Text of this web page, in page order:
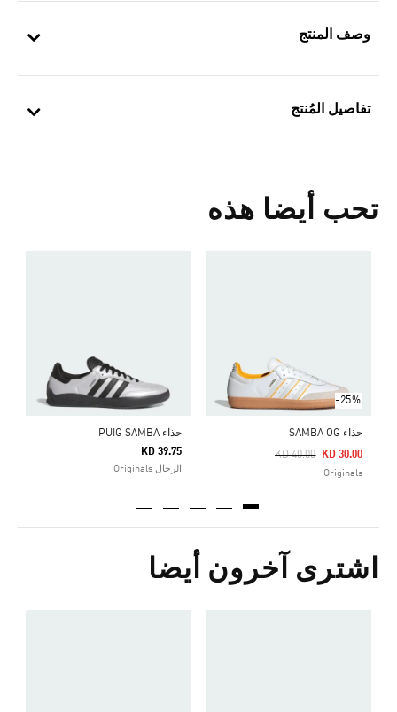
وصف المنتج
تفاصيل المُنتج
تحب أيضا هذه
-25%
حذاء SAMBA OG
Price Reduced From
KD 40.00
To KD 30.00
Originals
حذاء PUIG SAMBA
KD 39.75
الرجال Originals
اشترى آخرون أيضا